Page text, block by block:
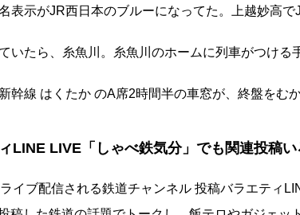
表示がJR西日本のブルーになってた。上越妙高で
たら、糸魚川。糸魚川のホームに列車がつける
幹線 はくたか のA席2時間半の車窓が、終盤をむか
LINE LIVE「しゃべ鉄気分」でも関連投稿い
イブ配信される鉄道チャンネル 投稿バラエティ